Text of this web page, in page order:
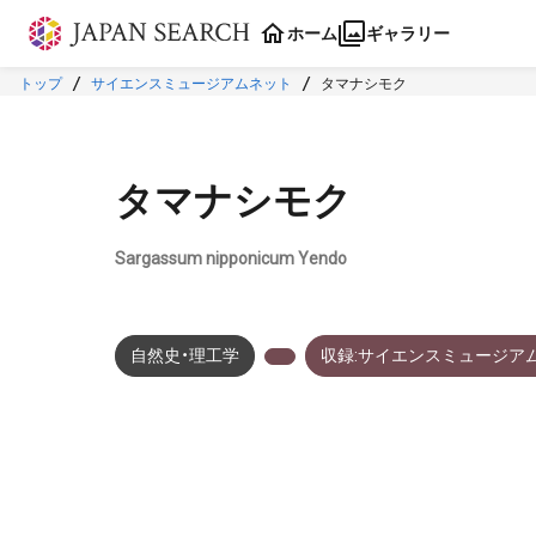
本文に飛ぶ
ホーム ギャラリー
トップ サイエンスミュージアムネット タマナシモク
タマナシモク
Sargassum nipponicum Yendo
自然史・理工学 収録:サイエンスミュージア